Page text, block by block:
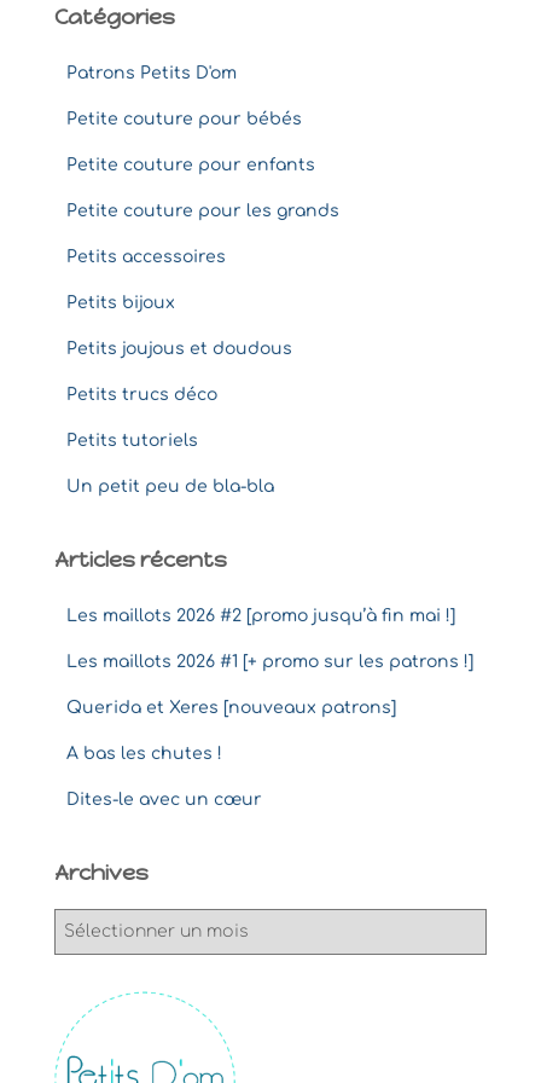
Catégories
Patrons Petits D'om
Petite couture pour bébés
Petite couture pour enfants
Petite couture pour les grands
Petits accessoires
Petits bijoux
Petits joujous et doudous
Petits trucs déco
Petits tutoriels
Un petit peu de bla-bla
Articles récents
Les maillots 2026 #2 [promo jusqu’à fin mai !]
Les maillots 2026 #1 [+ promo sur les patrons !]
Querida et Xeres [nouveaux patrons]
A bas les chutes !
Dites-le avec un cœur
Archives
v